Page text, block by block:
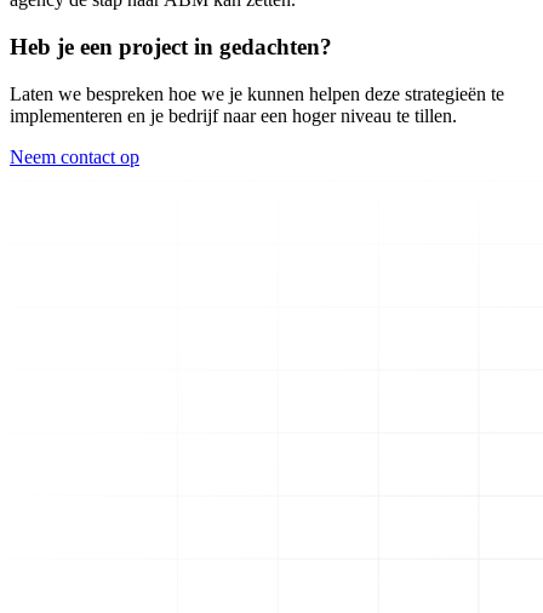
Heb je een project in gedachten?
Laten we bespreken hoe we je kunnen helpen deze strategieën te
implementeren en je bedrijf naar een hoger niveau te tillen.
Neem contact op